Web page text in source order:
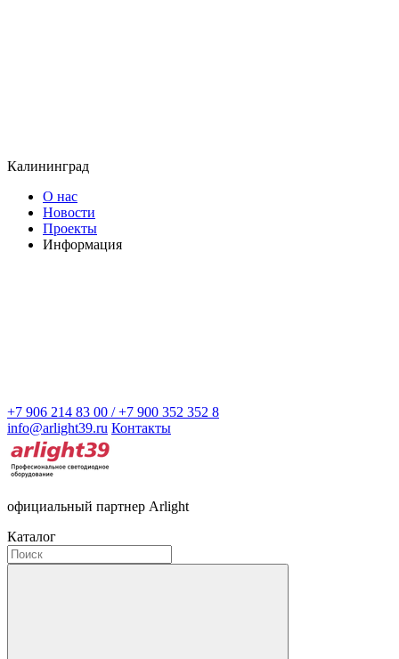
Калининград
О нас
Новости
Проекты
Информация
+7 906 214 83 00 / +7 900 352 352 8
info@arlight39.ru Контакты
официальный партнер Arlight
Каталог